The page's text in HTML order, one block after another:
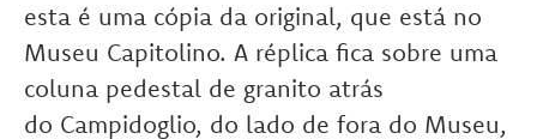
esta é uma cópia da original, que está no
Museu Capitolino. A réplica fica sobre uma
coluna pedestal de granito atrás
do Campidoglio, do lado de fora do Museu,